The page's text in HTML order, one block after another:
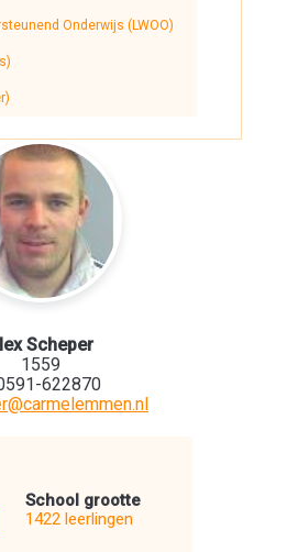
Onderwijs (LWOO)
Scheper
1559
622870
School grootte
1422 leerlingen